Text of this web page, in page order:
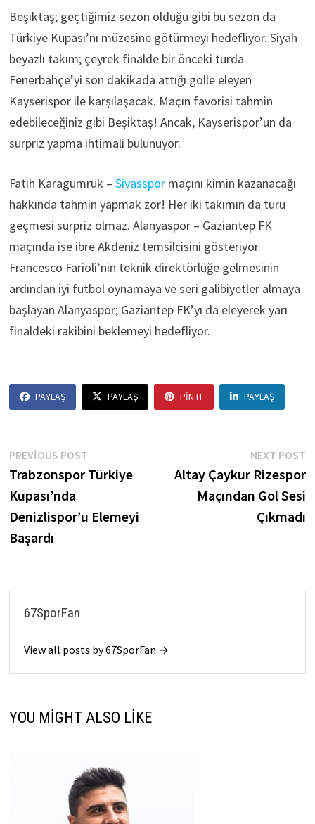
Beşiktaş; geçtiğimiz sezon olduğu gibi bu sezon da
Türkiye Kupası’nı müzesine götürmeyi hedefliyor. Siyah
beyazlı takım; çeyrek finalde bir önceki turda
Fenerbahçe’yi son dakikada attığı golle eleyen
Kayserispor ile karşılaşacak. Maçın favorisi tahmin
edebileceğiniz gibi Beşiktaş! Ancak, Kayserispor’un da
sürpriz yapma ihtimali bulunuyor.
Fatih Karagümrük – Sivasspormaçını kimin kazanacağı
hakkında tahmin yapmak zor! Her iki takımın da turu
geçmesi sürpriz olmaz. Alanyaspor – Gaziantep FK
maçında ise ibre Akdeniz temsilcisini gösteriyor.
Francesco Farioli’nin teknik direktörlüğe gelmesinin
ardından iyi futbol oynamaya ve seri galibiyetler almaya
başlayan Alanyaspor; Gaziantep FK’yı da eleyerek yarı
finaldeki rakibini beklemeyi hedefliyor.
PAYLAŞ PAYLAŞ PIN IT PAYLAŞ
Yazı
gezinmesi
PREVIOUS POSTPrevious
post:
Trabzonspor Türkiye
Kupası’nda
Denizlispor’u Elemeyi
Başardı
NEXT POST
Altay Çaykur Rizespor
Maçından Gol Sesi
Çıkmadı
67SporFan
View all posts by 67SporFan →
YOU MIGHT ALSO LIKE